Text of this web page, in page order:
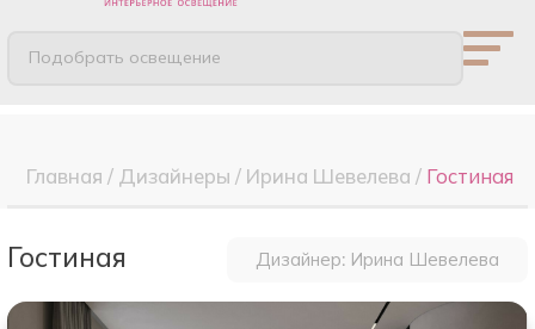
Подобрать освещение
Главная / Дизайнеры / Ирина Шевелева / Гостиная
Гостиная Дизайнер: Ирина Шевелева